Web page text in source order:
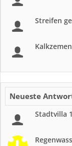
Streifen
Neueste
Stadtvilla